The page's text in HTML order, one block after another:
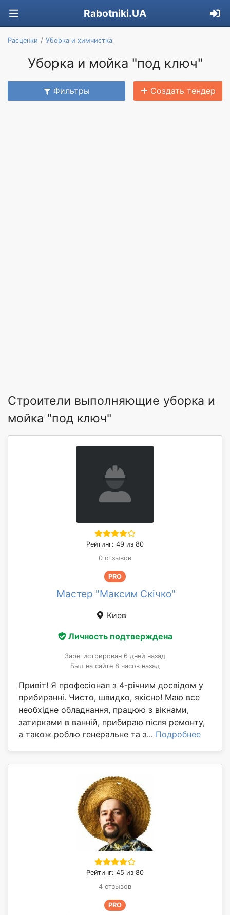
Rabotniki.UA
Расценки Уборка и химчистка
Уборка и мойка "под ключ"
Фильтры Создать тендер
Строители выполняющие уборка и
мойка "под ключ"
Рейтинг: 49 из 80
0 отзывов
PRO
Мастер "Максим Скічко"
Киев
Личность подтверждена
Зарегистрирован 6 дней назад
Был на сайте 8 часов назад
Привіт! Я професіонал з 4-річним досвідом у
прибиранні. Чисто, швидко, якісно! Маю все
необхідне обладнання, працюю з вікнами,
затирками в ванній, прибираю після ремонту,
а також роблю генеральне та з... Подробнее
Рейтинг: 45 из 80
4 отзывов
PRO